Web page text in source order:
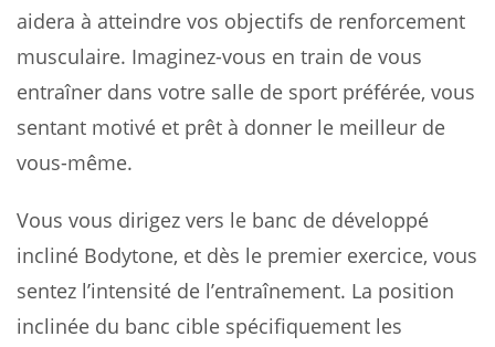
aidera à atteindre vos objectifs de renforcement
musculaire. Imaginez-vous en train de vous
entraîner dans votre salle de sport préférée, vous
sentant motivé et prêt à donner le meilleur de
vous-même.
Vous vous dirigez vers le banc de développé
incliné Bodytone, et dès le premier exercice, vous
sentez l’intensité de l’entraînement. La position
inclinée du banc cible spécifiquement les